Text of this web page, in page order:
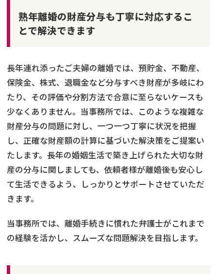
熟年離婚の財産分与も丁寧に対応するこ
とで解決できます
長年連れ添ったご夫婦の離婚では、預貯金、不動産、
保険金、株式、退職金など分与すべき財産が多岐にわ
たり、その評価や分割方法で合意に至らないケースも
少なくありません。当事務所では、このような複雑な
財産分与の問題に対し、一つ一つ丁寧に状況を把握
し、正確な財産額の計算に基づいた解決策をご提案い
たします。長年の婚姻生活で築き上げられた大切な財
産の分与に関しましても、依頼者様が離婚後も安心し
て生活できるよう、しっかりとサポートさせていただ
きます。
当事務所では、離婚手続きに慣れた弁護士がこれまで
の経験を活かし、スムーズな問題解決を目指します。